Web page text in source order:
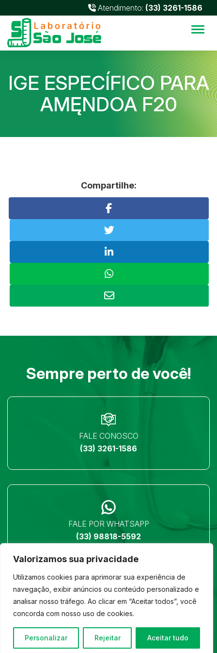
Valorizamos sua privacidade
Utilizamos cookies para aprimorar sua experiência de
navegação, exibir anúncios ou conteúdo personalizado e
analisar nosso tráfego. Ao clicar em “Aceitar todos”, você
concorda com nosso uso de cookies.
Personalizar Rejeitar Aceitar tudo
Atendimento: (33) 3261-1586
IGE ESPECÍFICO PARA
AMĘNDOA F20
Compartilhe:
Sempre perto de você!
FALE CONOSCO
(33) 3261-1586
FALE POR WHATSAPP
(33) 98818-5592
LOCALIZAÇÃO